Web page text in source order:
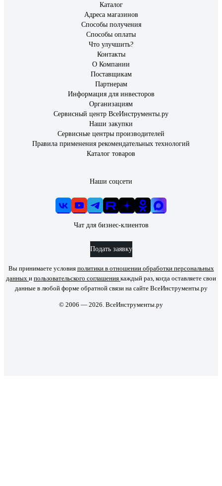
Каталог
Адреса магазинов
Способы получения
Способы оплаты
Что улучшить?
Контакты
О Компании
Поставщикам
Партнерам
Информация для инвесторов
Организациям
Сервисный центр ВсеИнструменты.ру
Наши закупки
Сервисные центры производителей
Правила применения рекомендательных технологий
Каталог товаров
Наши соцсети
Чат для бизнес-клиентов
Подать заявку
Вы принимаете условия политики в отношении обработки персональных
данных и пользовательского соглашения каждый раз, когда оставляете свои
данные в любой форме обратной связи на сайте ВсеИнструменты.ру
© 2006 — 2026. ВсеИнструменты.ру